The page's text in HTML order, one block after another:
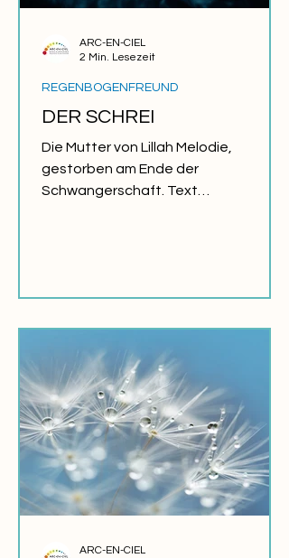
DER SCHREI
Die Mutter von Lillah Melodie,
gestorben am Ende der
Schwangerschaft. Text
REGENBOGENFREUND
ARC-EN-CIEL
2 Min. Lesezeit
ARC-EN-CIEL